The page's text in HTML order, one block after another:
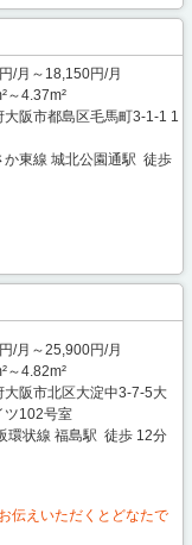
/月～18,150円/月
～4.37m²
大阪市都島区毛馬町3-1-1 1
か東線 城北公園通駅 徒歩
/月～25,900円/月
～4.82m²
大阪市北区大淀中3-7-5大
ツ102号室
環状線 福島駅 徒歩 12分
伝えいただくとどなたで